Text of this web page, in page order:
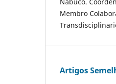
Membro
Artigos